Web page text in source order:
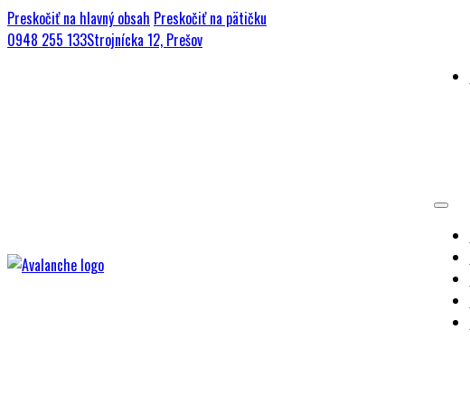
Preskočiť na hlavný obsah Preskočiť na pätičku
0948 255 133Strojnícka 12, Prešov